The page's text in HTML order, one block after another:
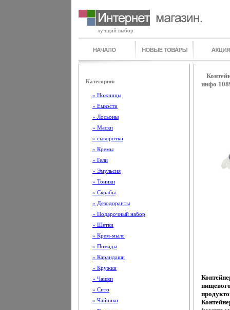
лучщий выбор
Категории:
» Ножницы
» Емкости
» Лосьоны
» Маски
» сыворотки
» Кремы
» Гели
» Эмульсия
» Тоники
» Скрабы
» Дезодоранты
» Подарочный набор
» Шетки
» Крем-мыло
» Помады
» Карандаши
» Кружки
» Чашки
» Сито
» Чайники
инфо